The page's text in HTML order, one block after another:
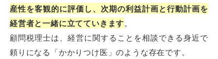
産性を客観的に評価し、次期の利益計画と行動計画を
経営者と一緒に立てていきます。
顧問税理士は、経営に関することを相談できる身近で
頼りになる「かかりつけ医」のような存在です。